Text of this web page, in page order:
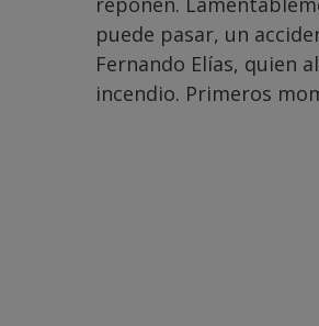
puede pasar, un
Fernando Elías, quien
incendio. Primeros